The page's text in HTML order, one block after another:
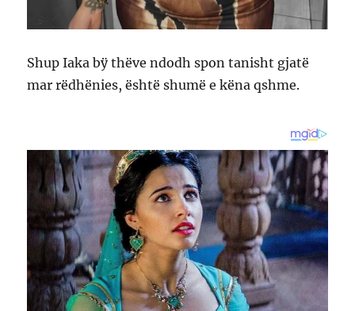
Shup Iaka bÿ thëve ndodh spon tanisht gjatë
mar rëdhënies, është shumë e këna qshme.